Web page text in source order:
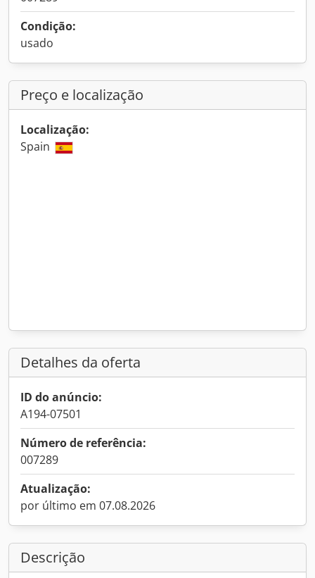
Condição:
usado
Preço e localização
Localização:
Spain
Detalhes da oferta
ID do anúncio:
A194-07501
Número de referência:
007289
Atualização:
por último em 07.08.2026
Descrição